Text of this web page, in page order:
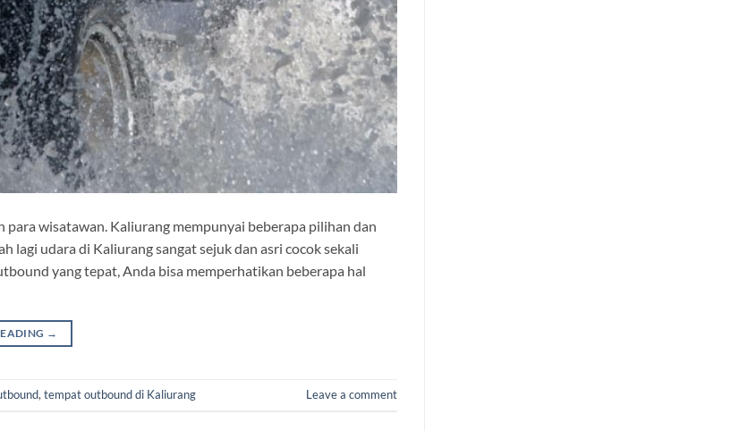
wisatawan. Kaliurang mempunyai beberapa pilihan dan
lagi udara di Kaliurang sangat sejuk dan asri cocok sekali
yang tepat, Anda bisa memperhatikan beberapa hal
→
, tempat outbound di Kaliurang Leave a comment